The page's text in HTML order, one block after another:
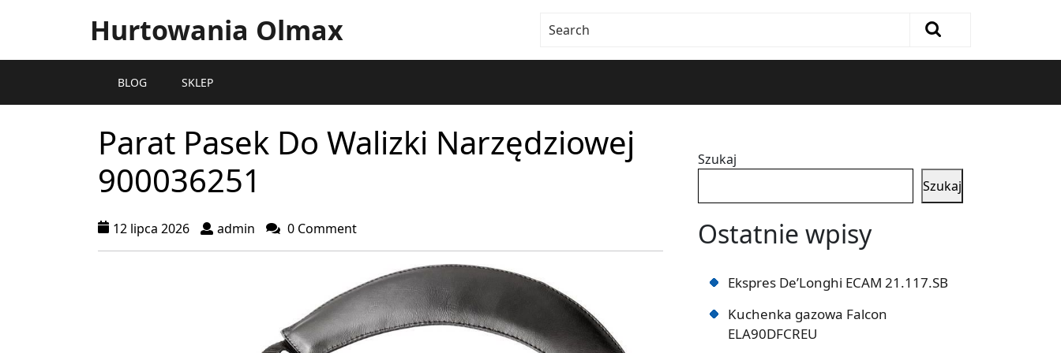
Hurtowania Olmax
BLOG SKLEP
Parat Pasek Do Walizki Narzędziowej
900036251
12 lipca 2026 admin 0 Comment
Szukaj
Szukaj
Ostatnie wpisy
Ekspres De’Longhi ECAM 21.117.SB
Kuchenka gazowa Falcon
ELA90DFCREU